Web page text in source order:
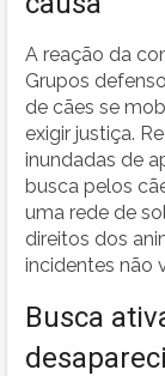
A reação da
Grupos
de cães se
exigir justiça.
inundadas de
busca pelos
uma rede de
direitos dos
incidentes não
Busca